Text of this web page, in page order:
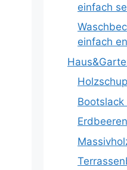
einfach
einfach